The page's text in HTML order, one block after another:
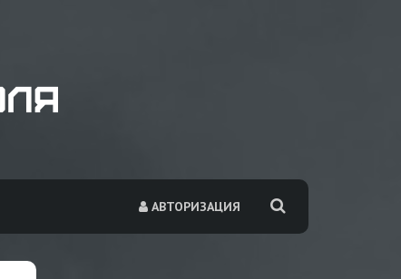
АВТОРИЗАЦИЯ